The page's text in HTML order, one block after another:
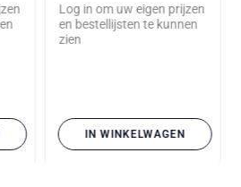
Log in om uw eigen prijzen
en bestellijsten te kunnen
zien
IN WINKELWAGEN